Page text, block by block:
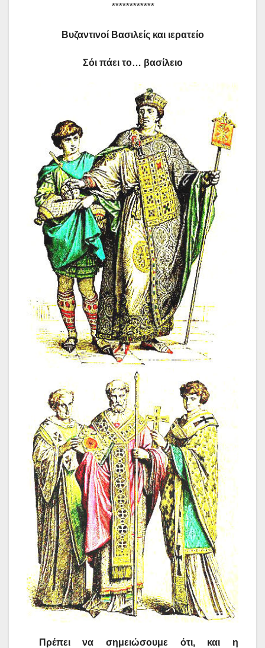
************
Βυζαντινοί Βασιλείς και ιερατείο
Σόι πάει το… βασίλειο
Πρέπει να σημειώσουμε ότι, και η